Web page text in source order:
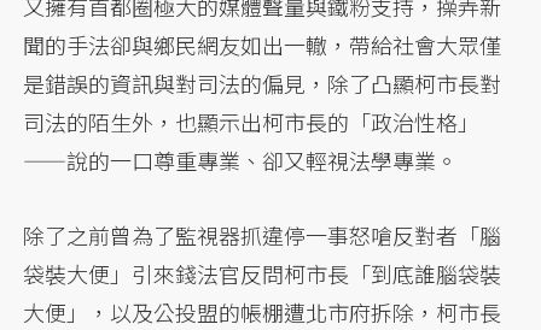
聞的手法卻與鄉民網友如出一轍，帶給社會大眾僅
是錯誤的資訊與對司法的偏見，除了凸顯柯市長對
司法的陌生外，也顯示出柯市長的「政治性格」
——說的一口尊重專業、卻又輕視法學專業。
除了之前曾為了監視器抓違停一事怒嗆反對者「腦
袋裝大便」引來錢法官反問柯市長「到底誰腦袋裝
大便」，以及公投盟的帳棚遭北市府拆除，柯市長